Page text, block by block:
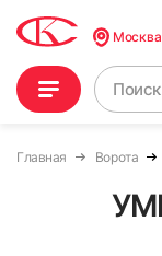
Москва
Главная Ворота